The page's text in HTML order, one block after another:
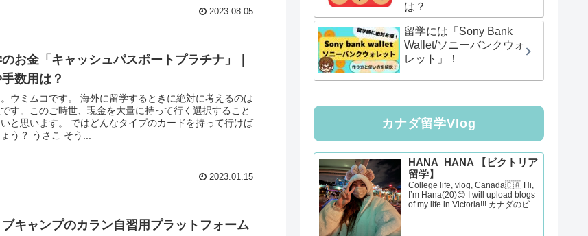
2023.08.05
お金「キャッシュパスポートプラチナ」｜
数用は？
ウミムコです。 海外に留学するときに絶対に考えるのは
す。このご時世、現金を大量に持って行く選択すること
と思います。 ではどんなタイプのカードを持って行けば
う？ うさこ そう...
2023.01.15
キャンプのカラン自習用プラットフォーム
は？
留学には「Sony Bank
Wallet/ソニーバンクウォ
レット」！
カナダ留学Vlog
HANA_HANA 【ビクトリア
留学】
College life, vlog, Canada🇨🇦 Hi,
I’m Hana(20)😊 I will upload blogs
of my life in Victoria!!! カナダのビク